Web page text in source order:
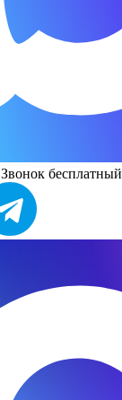
Звонок бесплатный